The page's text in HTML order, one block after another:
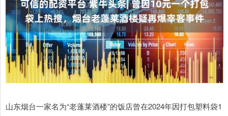
山东烟台一家名为“老蓬莱酒楼”的饭店曾在2024年因打包塑料袋1